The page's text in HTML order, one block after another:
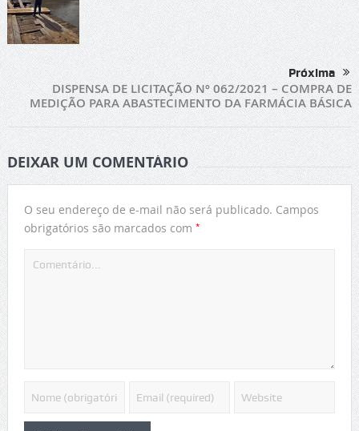
Próxima
DISPENSA DE LICITAÇÃO Nº 062/2021 – COMPRA DE
MEDIÇÃO PARA ABASTECIMENTO DA FARMÁCIA BÁSICA
DEIXAR UM COMENTÁRIO
O seu endereço de e-mail não será publicado. Campos
obrigatórios são marcados com *